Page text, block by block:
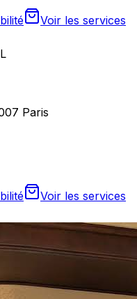
Voir les services
Paris
Voir les services